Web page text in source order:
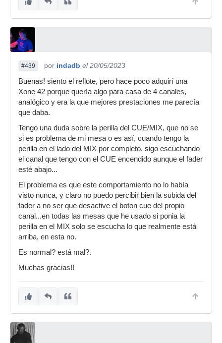
#439 por indadb el 20/05/2023
Buenas! siento el reflote, pero hace poco adquirí una
Xone 42 porque quería algo para casa de 4 canales,
analógico y era la que mejores prestaciones me parecía
que daba.
Tengo una duda sobre la perilla del CUE/MIX, que no se
si es problema de mi mesa o es así, cuando tengo la
perilla en el lado del MIX por completo, sigo escuchando
el canal que tengo con el CUE encendido aunque el fader
esté abajo...
El problema es que este comportamiento no lo había
visto nunca, y claro no puedo percibir bien la subida del
fader a no ser que desactive el boton cue del propio
canal...en todas las mesas que he usado si ponia la
perilla en el MIX solo se escucha lo que realmente está
arriba, en esta no.
Es normal? está mal?.
Muchas gracias!!